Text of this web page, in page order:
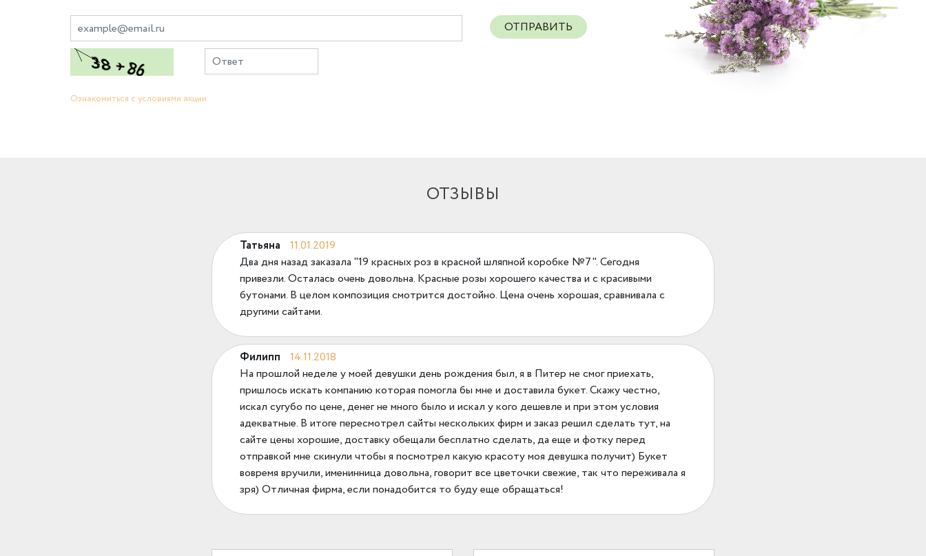
ОТПРАВИТЬ
Ознакомиться с условиями акции
ОТЗЫВЫ
Татьяна
11.01.2019
Два дня назад заказала "19 красных роз в красной шляпной коробке №7". Сегодня
привезли. Осталась очень довольна. Красные розы хорошего качества и с красивыми
бутонами. В целом композиция смотрится достойно. Цена очень хорошая, сравнивала с
другими сайтами.
Филипп
14.11.2018
На прошлой неделе у моей девушки день рождения был, я в Питер не смог приехать,
пришлось искать компанию которая помогла бы мне и доставила букет. Скажу честно,
искал сугубо по цене, денег не много было и искал у кого дешевле и при этом условия
адекватные. В итоге пересмотрел сайты нескольких фирм и заказ решил сделать тут, на
сайте цены хорошие, доставку обещали бесплатно сделать, да еще и фотку перед
отправкой мне скинули чтобы я посмотрел какую красоту моя девушка получит) Букет
вовремя вручили, именинница довольна, говорит все цветочки свежие, так что переживала я
зря) Отличная фирма, если понадобится то буду еще обращаться!